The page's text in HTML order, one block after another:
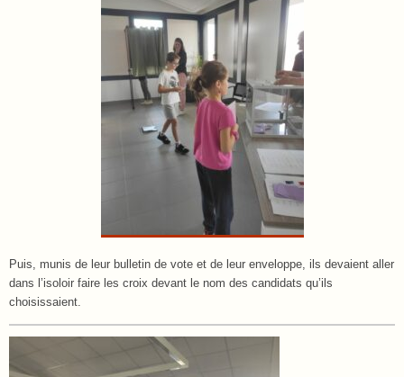
Puis, munis de leur bulletin de vote et de leur enveloppe, ils devaient aller
dans l’isoloir faire les croix devant le nom des candidats qu’ils
choisissaient.